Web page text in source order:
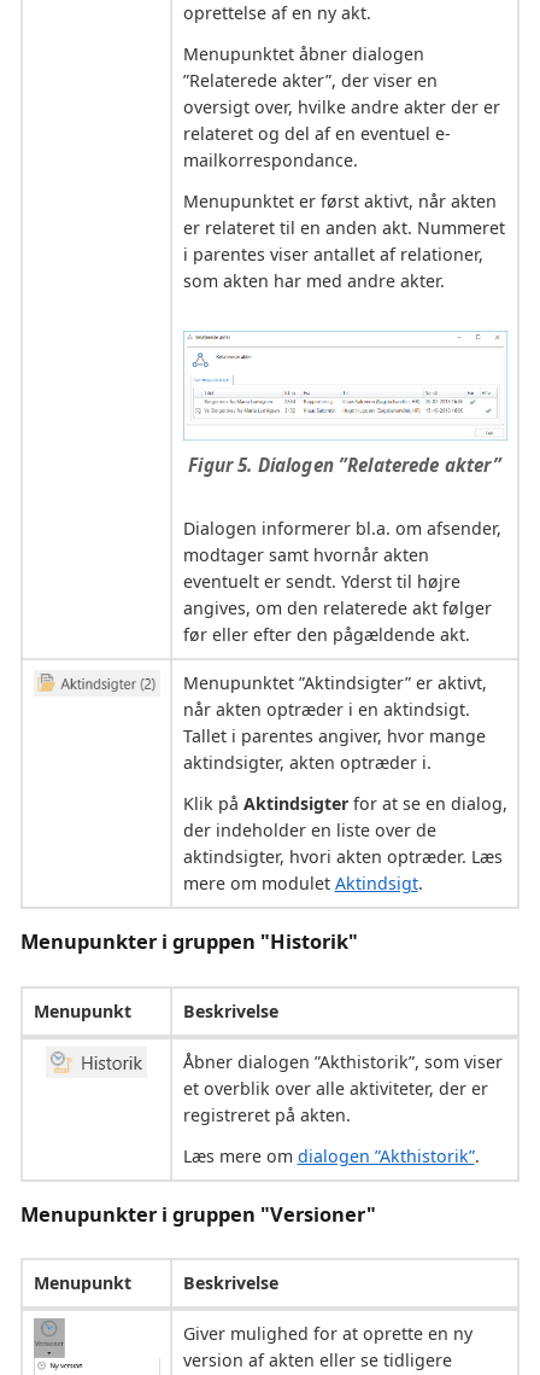
oprettelse af en ny akt.
Menupunktet åbner dialogen
”Relaterede akter”, der viser en
oversigt over, hvilke andre akter der er
relateret og del af en eventuel e-
mailkorrespondance.
Menupunktet er først aktivt, når akten
er relateret til en anden akt. Nummeret
i parentes viser antallet af relationer,
som akten har med andre akter.
Figur 5. Dialogen ”Relaterede akter”
Dialogen informerer bl.a. om afsender,
modtager samt hvornår akten
eventuelt er sendt. Yderst til højre
angives, om den relaterede akt følger
før eller efter den pågældende akt.
Menupunktet ”Aktindsigter” er aktivt,
når akten optræder i en aktindsigt.
Tallet i parentes angiver, hvor mange
aktindsigter, akten optræder i.
Klik på Aktindsigterfor at se en dialog,
der indeholder en liste over de
aktindsigter, hvori akten optræder. Læs
mere om modulet Aktindsigt.
Menupunkter i gruppen "Historik"
Menupunkt Beskrivelse
Åbner dialogen ”Akthistorik”, som viser
et overblik over alle aktiviteter, der er
registreret på akten.
Læs mere om dialogen ”Akthistorik”.
Menupunkter i gruppen "Versioner"
Menupunkt Beskrivelse
Giver mulighed for at oprette en ny
version af akten eller se tidligere